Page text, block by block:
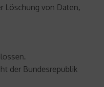
Löschung von Daten,
der Bundesrepublik